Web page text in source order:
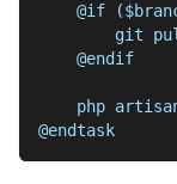
@if
git
    @endif
php
@endtask